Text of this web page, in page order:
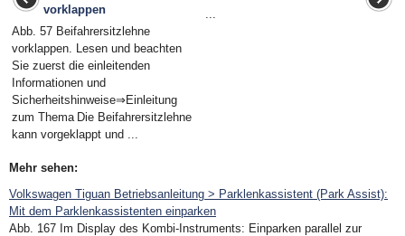
vorklappen
Abb. 57 Beifahrersitzlehne
vorklappen. Lesen und beachten
Sie zuerst die einleitenden
Informationen und
Sicherheitshinweise⇒Einleitung
zum Thema Die Beifahrersitzlehne
kann vorgeklappt und ...
...
Mehr sehen:
Volkswagen Tiguan Betriebsanleitung > Parklenkassistent (Park Assist):
Mit dem Parklenkassistenten einparken
Abb. 167 Im Display des Kombi-Instruments: Einparken parallel zur